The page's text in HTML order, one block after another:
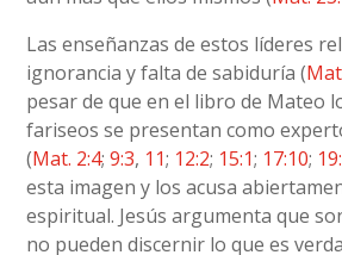
Las enseñanzas de estos líderes
ignorancia y falta de sabiduría (
pesar de que en el libro de Mateo
fariseos se presentan como
(Mat. 2:4;9:3, 11; 12:2; 15:1; 17:10;
esta imagen y los acusa
espiritual. Jesús argumenta que
no pueden discernir lo que es